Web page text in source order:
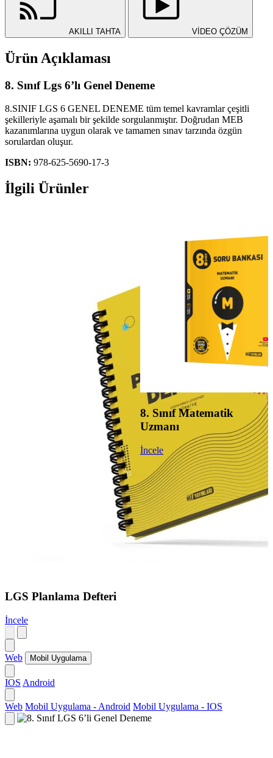
AKILLI TAHTA VİDEO ÇÖZÜM
Ürün Açıklaması
8. Sınıf Lgs 6’lı Genel Deneme
8.SINIF LGS 6 GENEL DENEME tüm temel kavramlar çeşitli
şekilleriyle aşamalı bir şekilde sorgulanmıştır. Doğrudan MEB
kazanımlarına uygun olarak ve tamamen sınav tarzında özgün
sorulardan oluşur.
ISBN: 978-625-5690-17-3
İlgili Ürünler
LGS Planlama Defteri
İncele
8. Sınıf Matematik
Uzmanı
İncele
Web Mobil Uygulama
IOS Android
Web Mobil Uygulama - Android Mobil Uygulama - IOS